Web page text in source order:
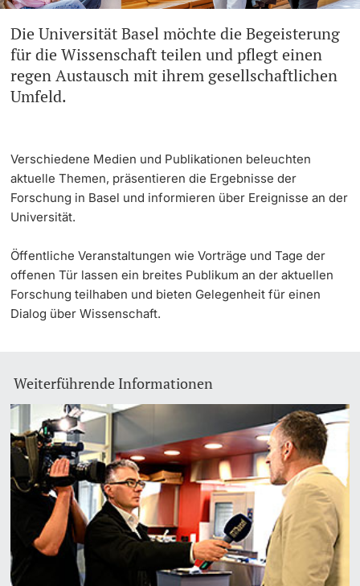
Doktorierende
weitere Informationen
Dozierende
weitere Informationen
Universität in den Medien
Veranstaltungskalender
UNI NOVA
Service für Medien
Ukraine
Weiterbildung
Universität
Die Universität Basel möchte die Begeisterung
für die Wissenschaft teilen und pflegt einen
regen Austausch mit ihrem gesellschaftlichen
Umfeld.
Verschiedene Medien und Publikationen beleuchten
aktuelle Themen, präsentieren die Ergebnisse der
Forschung in Basel und informieren über Ereignisse an der
Universität.
Öffentliche Veranstaltungen wie Vorträge und Tage der
offenen Tür lassen ein breites Publikum an der aktuellen
Forschung teilhaben und bieten Gelegenheit für einen
Dialog über Wissenschaft.
Weiterführende Informationen